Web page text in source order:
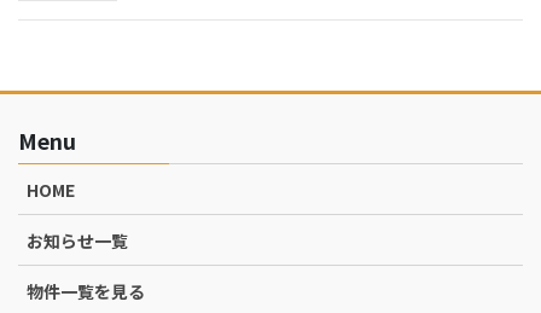
Menu
HOME
お知らせ一覧
物件一覧を見る